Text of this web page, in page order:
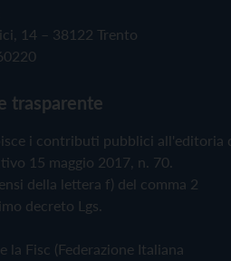
14 – 38122 Trento
trasparente
i contributi pubblici all'editoria
15 maggio 2017, n. 70.
della lettera f) del comma 2
decreto Lgs.
la Fisc (Federazione Italiana